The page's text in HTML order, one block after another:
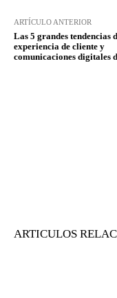
ARTÍCULO ANTERIOR
Las 5 grandes tendencias
experiencia de cliente y
comunicaciones digitales
ARTICULOS